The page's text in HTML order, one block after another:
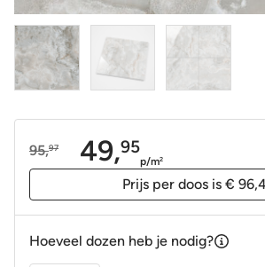
95,97
Oorspronkelijke
49,95
Huidige
p/m2
Prijs per doos is €
Hoeveel dozen heb je nodig?